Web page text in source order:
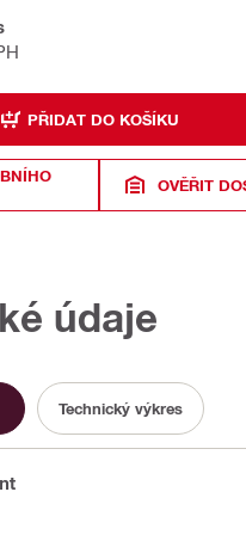
PŘIDAT DO KOŠÍKU
OVĚŘIT
údaje
Technický výkres